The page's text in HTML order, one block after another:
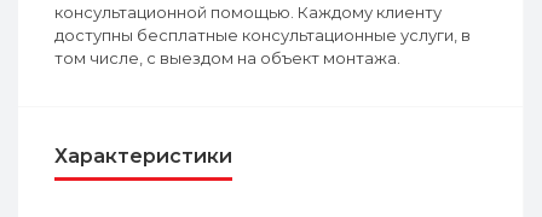
консультационной помощью. Каждому клиенту
доступны бесплатные консультационные услуги, в
том числе, с выездом на объект монтажа.
Характеристики